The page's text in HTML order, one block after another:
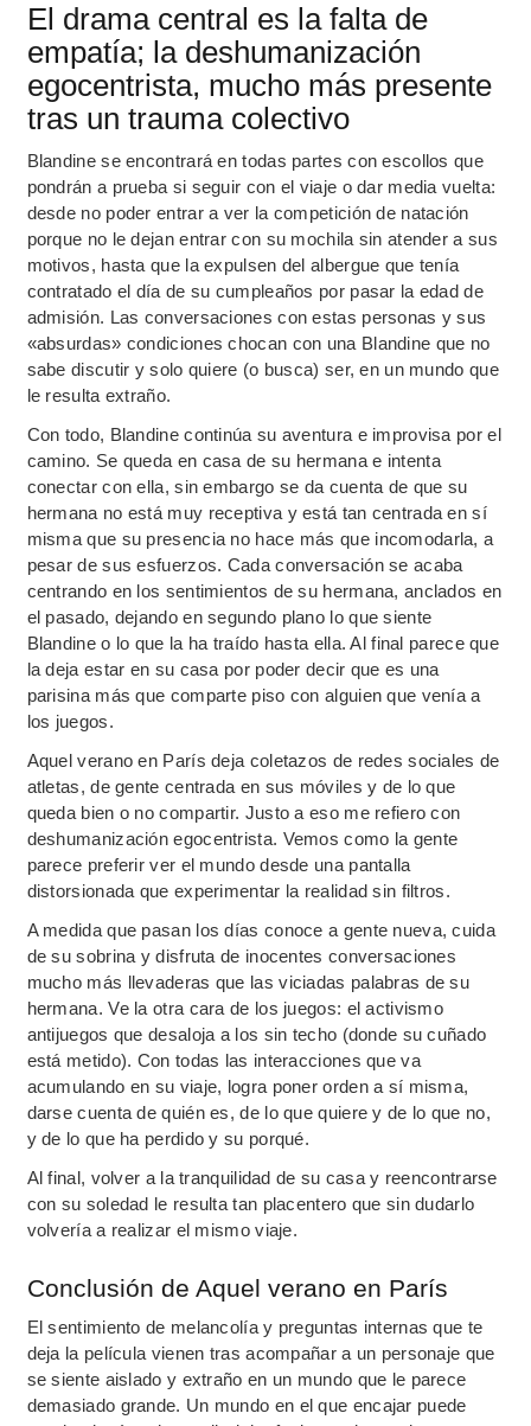
El drama central es la falta de
empatía; la deshumanización
egocentrista, mucho más presente
tras un trauma colectivo
Blandine se encontrará en todas partes con escollos que
pondrán a prueba si seguir con el viaje o dar media vuelta:
desde no poder entrar a ver la competición de natación
porque no le dejan entrar con su mochila sin atender a sus
motivos, hasta que la expulsen del albergue que tenía
contratado el día de su cumpleaños por pasar la edad de
admisión. Las conversaciones con estas personas y sus
«absurdas» condiciones chocan con una Blandine que no
sabe discutir y solo quiere (o busca) ser, en un mundo que
le resulta extraño.
Con todo, Blandine continúa su aventura e improvisa por el
camino. Se queda en casa de su hermana e intenta
conectar con ella, sin embargo se da cuenta de que su
hermana no está muy receptiva y está tan centrada en sí
misma que su presencia no hace más que incomodarla, a
pesar de sus esfuerzos. Cada conversación se acaba
centrando en los sentimientos de su hermana, anclados en
el pasado, dejando en segundo plano lo que siente
Blandine o lo que la ha traído hasta ella. Al final parece que
la deja estar en su casa por poder decir que es una
parisina más que comparte piso con alguien que venía a
los juegos.
Aquel verano en París deja coletazos de redes sociales de
atletas, de gente centrada en sus móviles y de lo que
queda bien o no compartir. Justo a eso me refiero con
deshumanización egocentrista. Vemos como la gente
parece preferir ver el mundo desde una pantalla
distorsionada que experimentar la realidad sin filtros.
A medida que pasan los días conoce a gente nueva, cuida
de su sobrina y disfruta de inocentes conversaciones
mucho más llevaderas que las viciadas palabras de su
hermana. Ve la otra cara de los juegos: el activismo
antijuegos que desaloja a los sin techo (donde su cuñado
está metido). Con todas las interacciones que va
acumulando en su viaje, logra poner orden a sí misma,
darse cuenta de quién es, de lo que quiere y de lo que no,
y de lo que ha perdido y su porqué.
Al final, volver a la tranquilidad de su casa y reencontrarse
con su soledad le resulta tan placentero que sin dudarlo
volvería a realizar el mismo viaje.
Conclusión de Aquel verano en París
El sentimiento de melancolía y preguntas internas que te
deja la película vienen tras acompañar a un personaje que
se siente aislado y extraño en un mundo que le parece
demasiado grande. Un mundo en el que encajar puede